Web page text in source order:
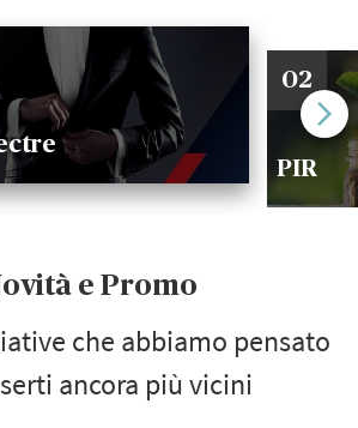
PIR
02
e Promo
che abbiamo pensato
ancora più vicini